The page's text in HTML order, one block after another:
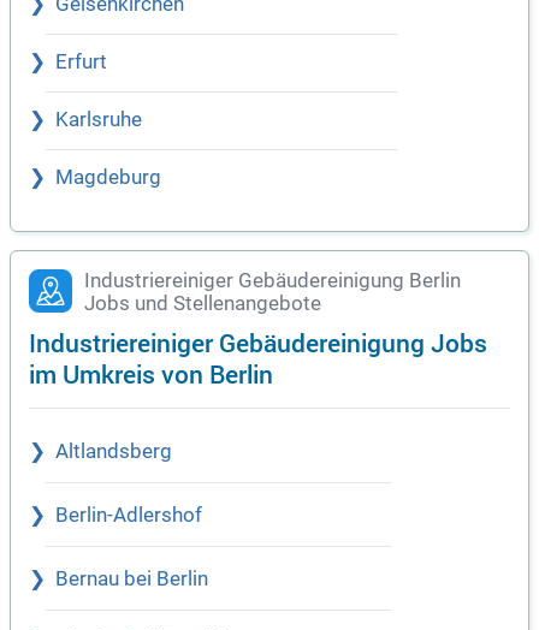
Gelsenkirchen
Erfurt
Karlsruhe
Magdeburg
Industriereiniger Gebäudereinigung Berlin
Jobs und Stellenangebote
Industriereiniger Gebäudereinigung Jobs
im Umkreis von Berlin
Altlandsberg
Berlin-Adlershof
Bernau bei Berlin